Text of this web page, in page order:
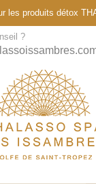
les produits détox
?